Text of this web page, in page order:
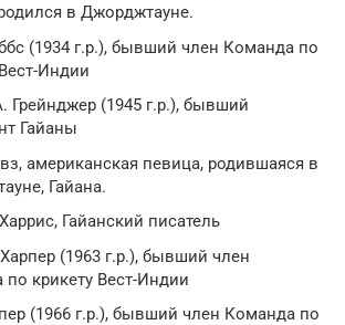
в Джорджтауне.
(1934 г.р.), бывший член Команда по
Индии
Грейнджер (1945 г.р.), бывший
Гайаны
американская певица, родившаяся в
Гайана.
Гайанский писатель
(1963 г.р.), бывший член
крикету Вест-Индии
(1966 г.р.), бывший член Команда по